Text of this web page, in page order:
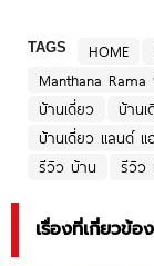
TAGS HOME
Manthana Rama
บ้านเดี่ยว
บ้าน
บ้านเดี่ยว แลนด์ แ
รีวิว บ้าน
รีวิว
เรื่องที่เกี่ยวข้อง